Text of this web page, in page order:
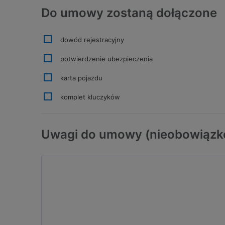
Do umowy zostaną dołączone
dowód rejestracyjny
potwierdzenie ubezpieczenia
karta pojazdu
komplet kluczyków
Uwagi do umowy